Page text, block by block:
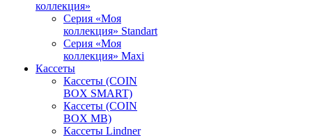
коллекция»
Серия «Моя
коллекция» Standart
Серия «Моя
коллекция» Maxi
Кассеты
Кассеты (COIN
BOX SMART)
Кассеты (COIN
BOX MB)
Кассеты Lindner